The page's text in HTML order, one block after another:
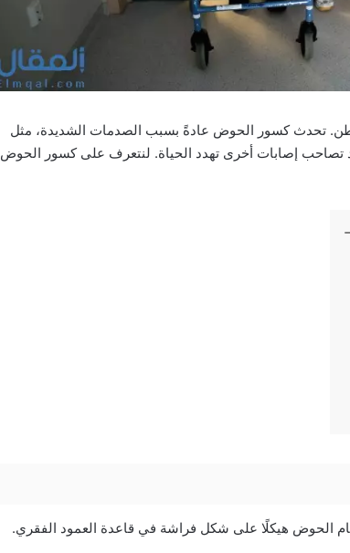
تحدث كسور الحوض عادةً بسبب الصدمات الشديدة، مثل
إصابات أخرى تهدد الحياة. لنتعرف على كسور الحوض
هيكلًا على شكل فراشة في قاعدة العمود الفقري.